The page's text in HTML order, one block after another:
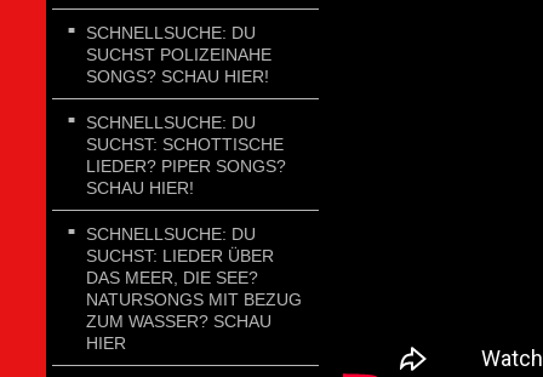
SCHNELLSUCHE: DU
SUCHST POLIZEINAHE
SONGS? SCHAU HIER!
SCHNELLSUCHE: DU
SUCHST: SCHOTTISCHE
LIEDER? PIPER SONGS?
SCHAU HIER!
SCHNELLSUCHE: DU
SUCHST: LIEDER ÜBER
DAS MEER, DIE SEE?
NATURSONGS MIT BEZUG
ZUM WASSER? SCHAU
HIER